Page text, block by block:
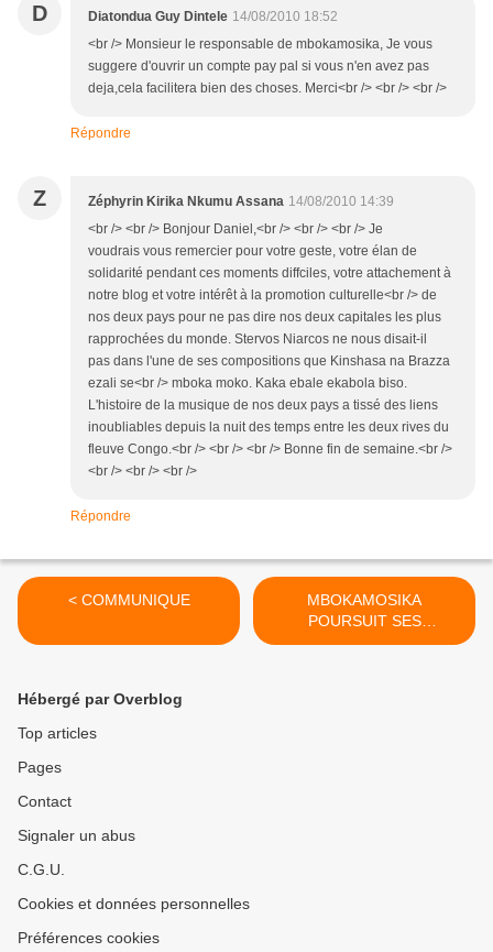
D Diatondua Guy Dintele 14/08/2010 18:52
<br /> Monsieur le responsable de mbokamosika, Je vous
suggere d'ouvrir un compte pay pal si vous n'en avez pas
deja,cela facilitera bien des choses. Merci<br /> <br /> <br />
Répondre
Z Zéphyrin Kirika Nkumu Assana 14/08/2010 14:39
<br /> <br /> Bonjour Daniel,<br /> <br /> <br /> Je
voudrais vous remercier pour votre geste, votre élan de
solidarité pendant ces moments diffciles, votre attachement à
notre blog et votre intérêt à la promotion culturelle<br /> de
nos deux pays pour ne pas dire nos deux capitales les plus
rapprochées du monde. Stervos Niarcos ne nous disait-il
pas dans l'une de ses compositions que Kinshasa na Brazza
ezali se<br /> mboka moko. Kaka ebale ekabola biso.
L'histoire de la musique de nos deux pays a tissé des liens
inoubliables depuis la nuit des temps entre les deux rives du
fleuve Congo.<br /> <br /> <br /> Bonne fin de semaine.<br />
<br /> <br /> <br />
Répondre
< COMMUNIQUE
MBOKAMOSIKA
POURSUIT SES
ACTIVITES >
Hébergé par Overblog
Top articles
Pages
Contact
Signaler un abus
C.G.U.
Cookies et données personnelles
Préférences cookies